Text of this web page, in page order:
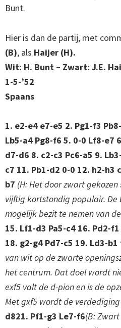
Bunt.
Hier is dan de partij, met
(B), als Haijer (H).
Wit: H. Bunt – Zwart: J.E.
1-5-’52
Spaans
1. e2-e4 e7-e5 2. Pg1-f3
Lb5-a4 Pg8-f6 5. 0-0 Lf8-e7
d7-d6 8. c2-c3 Pc6-a5 9.
c7 11. Pb1-d2 0-0 12. h2-h3
b7 (H: Het door zwart
vijftig kortstondig populair. De
mogelijk bezit te nemen van
15. Lf1-d3 Pa5-c4 16. Pd2-
18. g2-g4 Pd7-c5 19. Ld3-
van wit op de zwarte
het centrum. Dat doel wordt
exf5 valt de d-pion en is de
Met gxf5 wordt de
d821. Pf1-g3 Le7-f6(B: